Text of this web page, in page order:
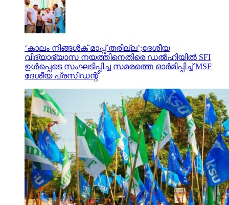
‘കാലം നിങ്ങള്‍ക് മാപ്പ് തരില്ല’;ദേശീയ
വിദ്യാഭ്യാസ നയത്തിനെതിരെ ഡല്‍ഹിയില്‍ SFI
ഉള്‍പ്പെടെ സംഘടിപ്പിച്ച സമരത്തെ ഓര്‍മിപ്പിച്ച് MSF
ദേശീയ പ്രസിഡന്റ്